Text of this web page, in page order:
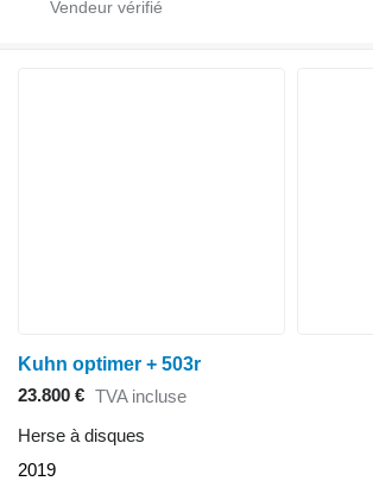
Kuhn optimer + 503r
23.800 € TVA incluse
Herse à disques
2019